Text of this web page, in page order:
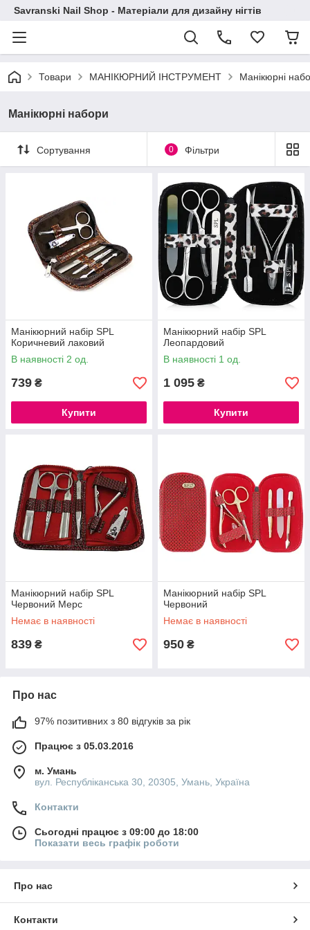
Savranski Nail Shop - Матеріали для дизайну нігтів
Товари МАНІКЮРНИЙ ІНСТРУМЕНТ Манікюрні
Манікюрні набори
Сортування 0 Фільтри
Манікюрний набір SPL
Коричневий лаковий
В наявності 2 од.
739 ₴
Купити
Манікюрний набір SPL
Леопардовий
В наявності 1 од.
1 095 ₴
Купити
Манікюрний набір SPL
Червоний Мерс
Немає в наявності
839 ₴
Манікюрний набір SPL
Червоний
Немає в наявності
950 ₴
Про нас
97% позитивних з 80 відгуків за рік
Працює з 05.03.2016
м. Умань
вул. Республіканська 30, 20305, Умань, Україна
Контакти
Сьогодні працює з 09:00 до 18:00
Показати весь графік роботи
Про нас
Контакти